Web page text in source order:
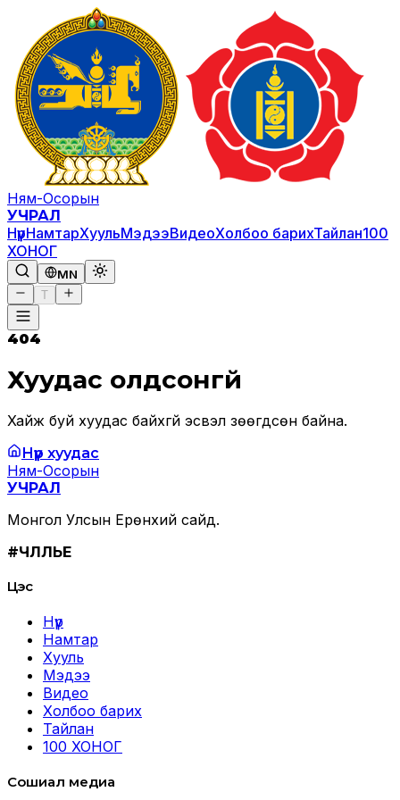
Ням-Осорын
УЧРАЛ
НүүрНамтарХуульМэдээВидеоХолбоо барихТайлан100
ХОНОГ
MN
T
404
Хуудас олдсонгүй
Хайж буй хуудас байхгүй эсвэл зөөгдсөн байна.
Нүүр хуудас
Ням-Осорын
УЧРАЛ
Монгол Улсын Ерөнхий сайд.
#ЧӨЛӨӨЛЬЕ
Цэс
Нүүр
Намтар
Хууль
Мэдээ
Видео
Холбоо барих
Тайлан
100 ХОНОГ
Сошиал медиа